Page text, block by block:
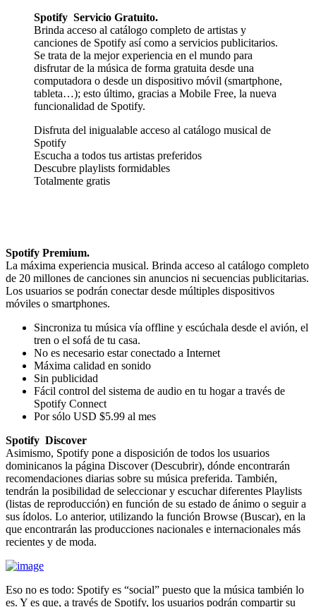
Spotify Servicio Gratuito.
Brinda acceso al catálogo completo de artistas y
canciones de Spotify así como a servicios publicitarios.
Se trata de la mejor experiencia en el mundo para
disfrutar de la música de forma gratuita desde una
computadora o desde un dispositivo móvil (smartphone,
tableta…); esto último, gracias a Mobile Free, la nueva
funcionalidad de Spotify.
Disfruta del inigualable acceso al catálogo musical de
Spotify
Escucha a todos tus artistas preferidos
Descubre playlists formidables
Totalmente gratis
Spotify Premium.
La máxima experiencia musical. Brinda acceso al catálogo completo
de 20 millones de canciones sin anuncios ni secuencias publicitarias.
Los usuarios se podrán conectar desde múltiples dispositivos
móviles o smartphones.
Sincroniza tu música vía offline y escúchala desde el avión, el
tren o el sofá de tu casa.
No es necesario estar conectado a Internet
Máxima calidad en sonido
Sin publicidad
Fácil control del sistema de audio en tu hogar a través de
Spotify Connect
Por sólo USD $5.99 al mes
Spotify Discover
Asimismo, Spotify pone a disposición de todos los usuarios
dominicanos la página Discover (Descubrir), dónde encontrarán
recomendaciones diarias sobre su música preferida. También,
tendrán la posibilidad de seleccionar y escuchar diferentes Playlists
(listas de reproducción) en función de su estado de ánimo o seguir a
sus ídolos. Lo anterior, utilizando la función Browse (Buscar), en la
que encontrarán las producciones nacionales e internacionales más
recientes y de moda.
Eso no es todo: Spotify es “social” puesto que la música también lo
es. Y es que, a través de Spotify, los usuarios podrán compartir su